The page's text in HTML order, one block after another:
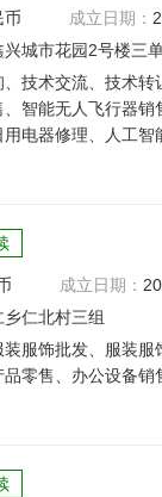
币 成立日期：
城市花园2号楼三
技术交流、技术
智能无人飞行器
电器修理、人工
成立日期：
仁北村三组
服饰批发、服装
零售、办公设备